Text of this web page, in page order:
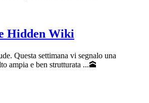
Hidden Wiki
Questa settimana vi segnalo una
ampia e ben strutturata ...🕋